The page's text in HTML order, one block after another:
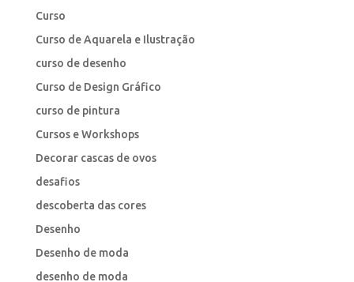
Curso
Curso de Aquarela e Ilustração
curso de desenho
Curso de Design Gráfico
curso de pintura
Cursos e Workshops
Decorar cascas de ovos
desafios
descoberta das cores
Desenho
Desenho de moda
desenho de moda